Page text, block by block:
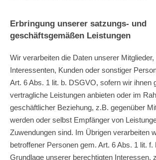
Erbringung unserer satzungs- und
geschäftsgemäßen Leistungen
Wir verarbeiten die Daten unserer
Interessenten, Kunden oder sonstiger
Art. 6 Abs. 1 lit. b. DSGVO, sofern wir ihnen
vertragliche Leistungen anbieten oder im
geschäftlicher Beziehung, z.B. gegenüber
werden oder selbst Empfänger von
Zuwendungen sind. Im Übrigen verarbeiten
betroffener Personen gem. Art. 6 Abs. 1 lit.
Grundlage unserer berechtigten Interessen,